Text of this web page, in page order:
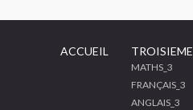
ACCUEIL TROISIEME
MATHS_3
FRANÇAIS_3
ANGLAIS_3